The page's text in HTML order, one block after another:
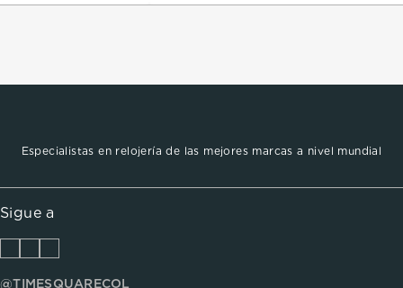
Especialistas en relojería de las mejores marcas a nivel mundial
Sigue a
@TIMESQUARECOL